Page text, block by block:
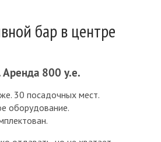
бар в центре
800 у.е.
30 посадочных мест.
оборудование.